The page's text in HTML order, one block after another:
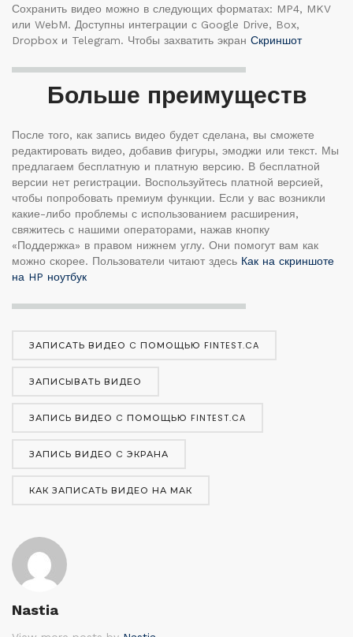
Сохранить видео можно в следующих форматах: MP4, MKV
или WebM. Доступны интеграции с Google Drive, Box,
Dropbox и Telegram. Чтобы захватить экран Скриншот
Больше преимуществ
После того, как запись видео будет сделана, вы сможете
редактировать видео, добавив фигуры, эмоджи или текст. Мы
предлагаем бесплатную и платную версию. В бесплатной
версии нет регистрации. Воспользуйтесь платной версией,
чтобы попробовать премиум функции. Если у вас возникли
какие-либо проблемы с использованием расширения,
свяжитесь с нашими операторами, нажав кнопку
«Поддержка» в правом нижнем углу. Они помогут вам как
можно скорее. Пользователи читают здесь Как на скриншоте
на HP ноутбук
ЗАПИСАТЬ ВИДЕО C ПОМОЩЬЮ FINTEST.CA
ЗАПИСЫВАТЬ ВИДЕО
ЗАПИСЬ ВИДЕО C ПОМОЩЬЮ FINTEST.CA
ЗАПИСЬ ВИДЕО C ЭКРАНА
КАК ЗАПИСАТЬ ВИДЕО НА МАК
Nastia